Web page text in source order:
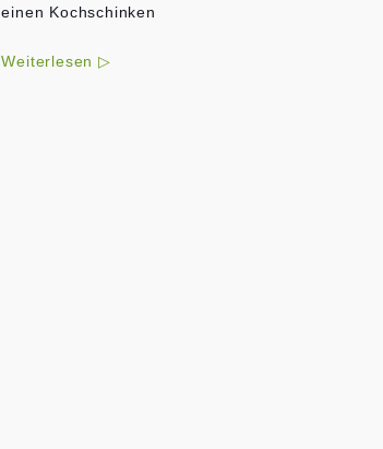
einen Kochschinken
Weiterlesen ▷